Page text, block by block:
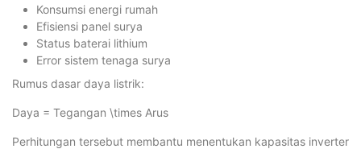
Konsumsi energi rumah
Efisiensi panel surya
Status baterai lithium
Error sistem tenaga surya
Rumus dasar daya listrik:
Daya = Tegangan \times Arus
Perhitungan tersebut membantu menentukan kapasitas inverter